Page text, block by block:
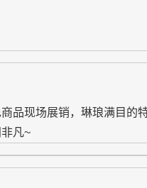
品现场展销，琳琅满目的
凡~